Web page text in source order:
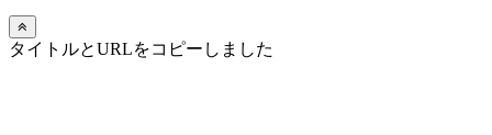
タイトルとURLをコピーしました